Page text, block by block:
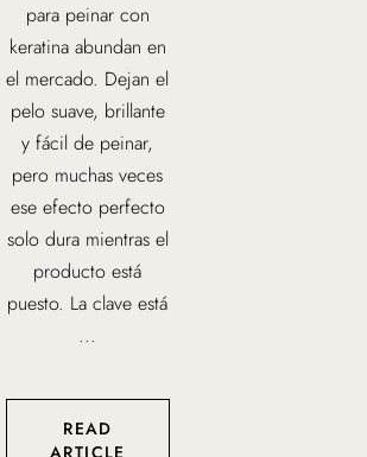
para peinar con
keratina abundan en
el mercado. Dejan el
pelo suave, brillante
y fácil de peinar,
pero muchas veces
ese efecto perfecto
solo dura mientras el
producto está
puesto. La clave está
...
READ
ARTICLE